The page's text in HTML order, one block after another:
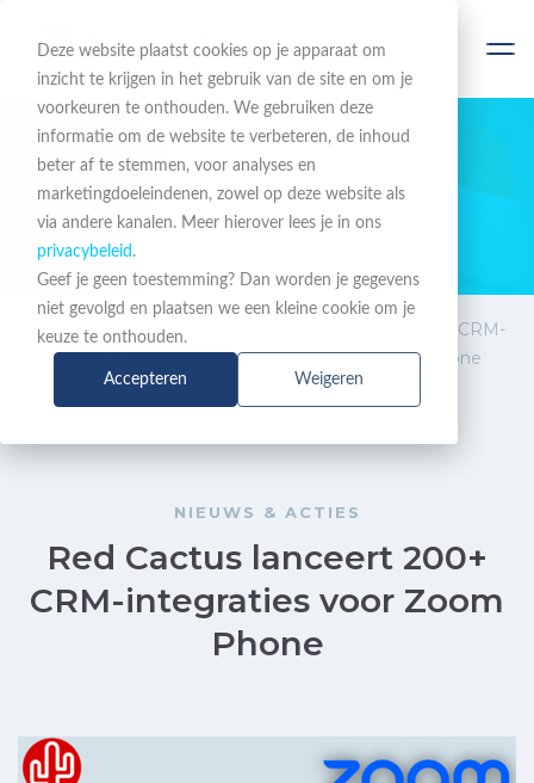
Deze website plaatst cookies op je apparaat om
inzicht te krijgen in het gebruik van de site en om je
voorkeuren te onthouden. We gebruiken deze
informatie om de website te verbeteren, de inhoud
beter af te stemmen, voor analyses en
marketingdoeleindenen, zowel op deze website als
via andere kanalen. Meer hierover lees je in ons
privacybeleid .
Geef je geen toestemming? Dan worden je gegevens
niet gevolgd en plaatsen we een kleine cookie om je
keuze te onthouden.
Accepteren Weigeren
BLIJF OP DE HOOGTE
Nieuws & Acties
Nieuws
& Acties
Red Cactus lanceert 200+ CRM-
integraties voor Zoom Phone
NIEUWS & ACTIES
Red Cactus lanceert 200+
CRM-integraties voor Zoom
Phone